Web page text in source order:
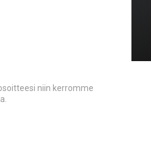
niin kerromme